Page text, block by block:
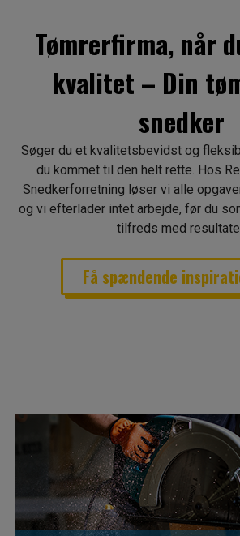
Tømrerfirma, når
kvalitet – Din
snedker
Søger du et kvalitetsbevidst og
du kommet til den helt rette. Hos
Snedkerforretning løser vi alle
og vi efterlader intet arbejde, før du
tilfreds med
Få spændende